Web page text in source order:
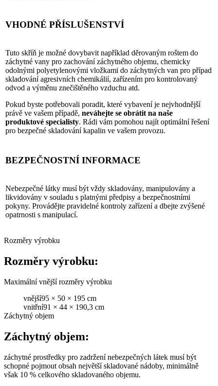
VHODNÉ PŘÍSLUŠENSTVÍ
Tuto skříň je možné dovybavit například děrovaným roštem do
záchytné vany pro zachování záchytného objemu, chemicky
odolnými polyetylenovými vložkami do záchytných van pro případ
skladování agresivních chemikálií, zařízením pro kontrolovaný
odvod a výměnu znečištěného vzduchu atd.
Pokud byste potřebovali poradit, které vybavení je nejvhodnější
právě ve vašem případě, neváhejte se obrátit na naše
produktové specialisty. Rádi vám pomohou najít optimální řešení
pro bezpečné skladování kapalin ve vašem provozu.
BEZPEČNOSTNÍ INFORMACE
Nebezpečné látky musí být vždy skladovány, manipulovány a
likvidovány v souladu s platnými předpisy a bezpečnostními
pokyny. Provádějte pravidelné kontroly zařízení a dbejte zvýšené
opatrnosti s manipulací.
Rozměry výrobku
Rozměry výrobku:
Maximální vnější rozměry výrobku
vnější95 × 50 × 195 cm
vnitřní91 × 44 × 190,3 cm
Záchytný objem
Záchytný objem:
záchytné prostředky pro zadržení nebezpečných látek musí být
schopné pojmout obsah největší skladované nádoby, minimálně
však 10 % celkového skladovaného objemu.